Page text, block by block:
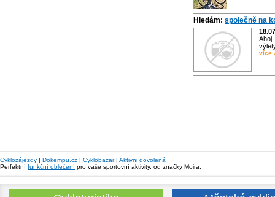
Hledám: společně na
více
Cyklozájezdy | Dokempu.cz | Cyklobazar| Aktivni dovolená
Perfektní funkční oblečení pro vaše sportovní aktivity, od značky Moira.